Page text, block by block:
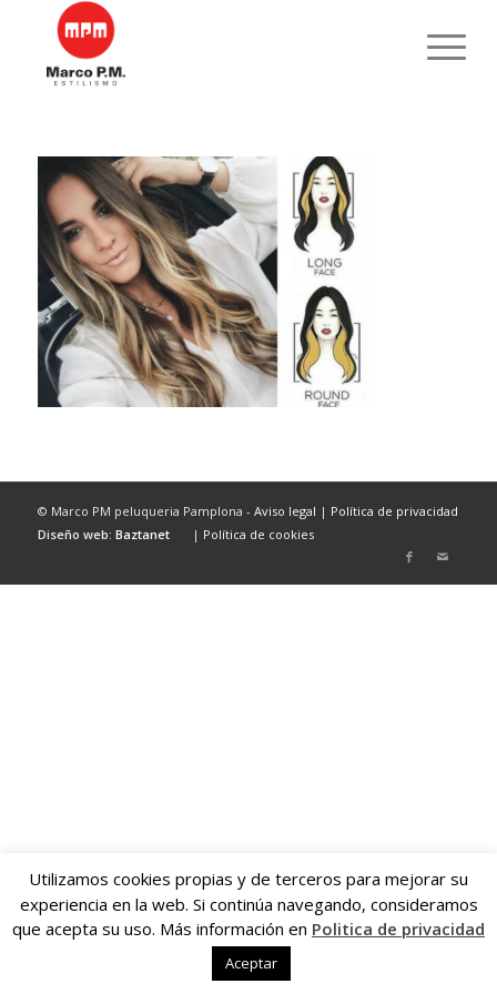
© Marco PM peluqueria Pamplona - Aviso legal | Política de privacidad
| Política de cookies
Diseño web: Baztanet
Utilizamos cookies propias y de terceros para mejorar su
experiencia en la web. Si continúa navegando, consideramos
que acepta su uso. Más información en Politica de privacidad
Aceptar